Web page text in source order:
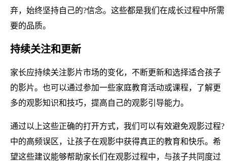
弃，始终坚持自己的?信念。这些都是我们在成长过程中所需
要的品质。
持续关注和更新
家长应持续关注影片市场的变化，不断更新和选择适合孩子
的影片。也可以通过参加一些家庭教育活动或课程，了解更
多的观影知识和技巧，提高自己的观影引导能力。
通过以上这些正确的打开方式，我们可以有效避免观影过程?
中的高频误区，让孩子在观影中获得真正的教育和快乐。希
望这些建议能够帮助家长们在观影过程中，与孩子共同度过